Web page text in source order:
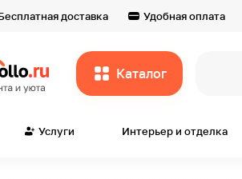
доставка Удобная оплата
Каталог
Услуги Интерьер и отделка